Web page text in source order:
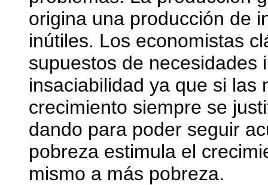
origina una producción de
inútiles. Los economistas
supuestos de necesidades
insaciabilidad ya que si las
crecimiento siempre se
dando para poder seguir
pobreza estimula el
mismo a más pobreza.